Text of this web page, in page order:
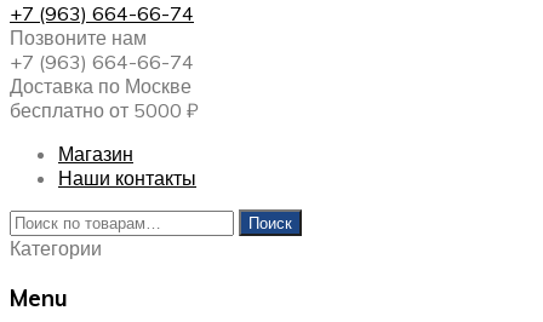
+7 (963) 664-66-74
Позвоните нам
+7 (963) 664-66-74
Доставка по Москве
бесплатно от 5000 ₽
Магазин
Наши контакты
Искать:
Поиск
Категории
Menu